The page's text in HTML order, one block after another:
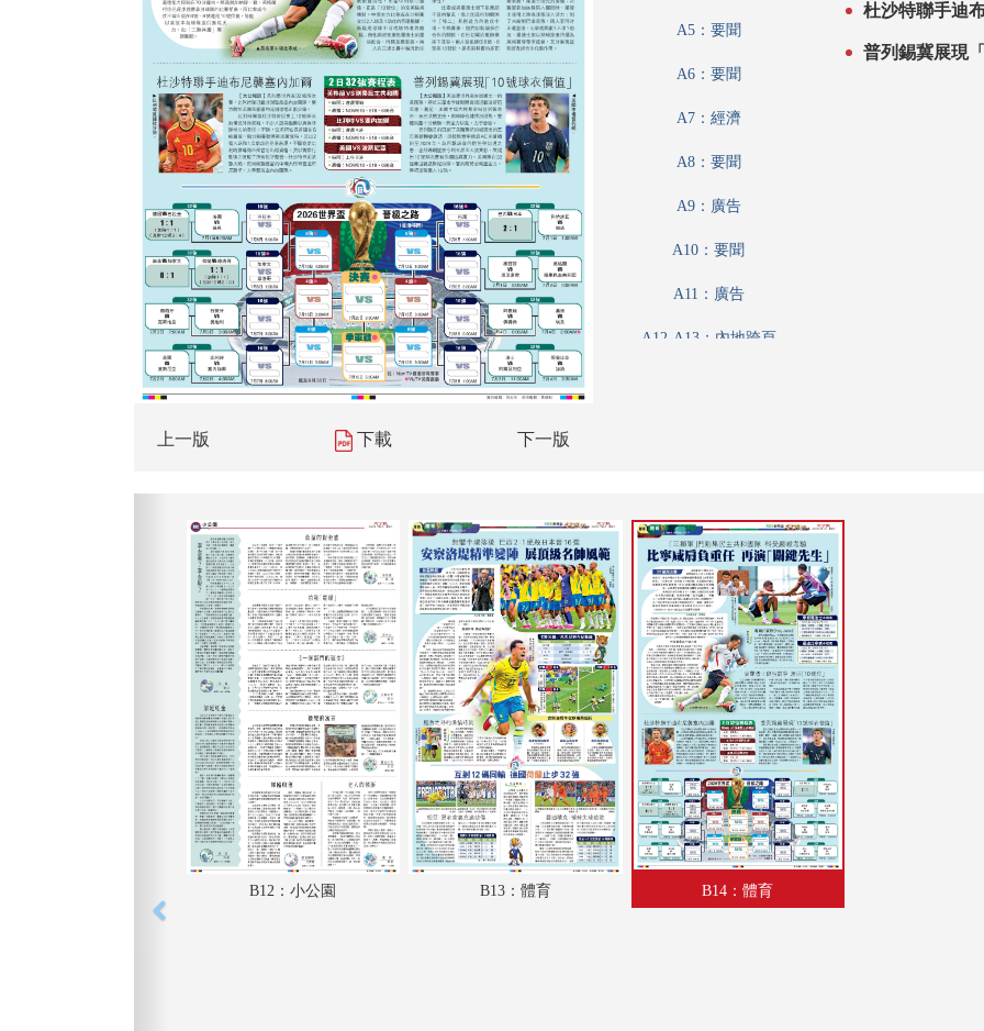
上一版 下載 下一版
A5：要聞
A6：要聞
A7：經濟
A8：要聞
A9：廣告
A10：要聞
A11：廣告
A12-A13：內地跨頁
A17：評論
A18：港聞
A19：廣告
A20：港聞
A21：廣告
A22：內地
A23：國際
A24：國際
AA1：廣告
杜沙特聯手迪
普列錫冀展現
B12：小公園 B13：體育 B14：體育